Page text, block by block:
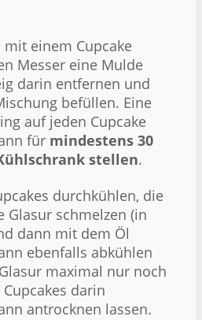
mit einem Cupcake
Messer eine Mulde
darin entfernen und
befüllen. Eine
auf jeden Cupcake
für mindestens 30
stellen.
durchkühlen, die
Glasur schmelzen (in
dann mit dem Öl
ebenfalls abkühlen
maximal nur noch
darin
antrocknen lassen.